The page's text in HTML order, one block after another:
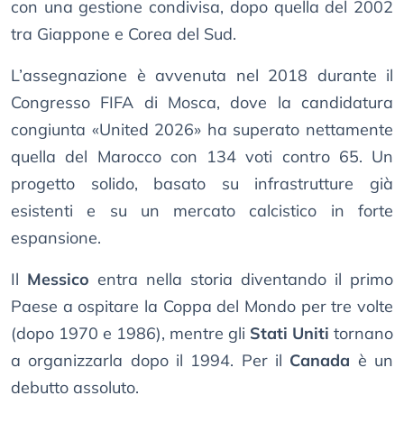
con una gestione condivisa, dopo quella del 2002
tra Giappone e Corea del Sud.
L’assegnazione è avvenuta nel 2018 durante il
Congresso FIFA di Mosca, dove la candidatura
congiunta «United 2026» ha superato nettamente
quella del Marocco con 134 voti contro 65. Un
progetto solido, basato su infrastrutture già
esistenti e su un mercato calcistico in forte
espansione.
Il Messico entra nella storia diventando il primo
Paese a ospitare la Coppa del Mondo per tre volte
(dopo 1970 e 1986), mentre gli Stati Uniti tornano
a organizzarla dopo il 1994. Per il Canada è un
debutto assoluto.